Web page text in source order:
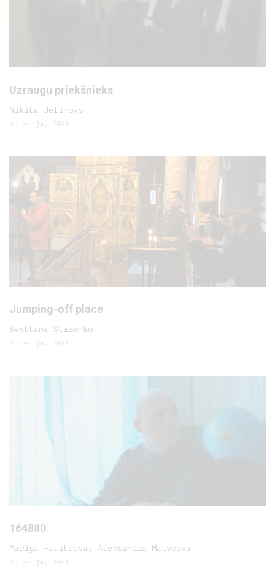
Uzraugu priekšnieks
Ņikita Jefimovs
Krievija, 2021
Jumping-off place
Svetlana Stasenko
Krievija, 2021
164880
Mariya Falileeva, Aleksandra Matveeva
Krievija, 2021